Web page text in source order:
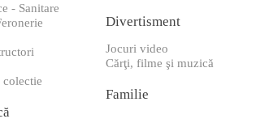
- Sanitare
Divertisment
Jocuri video
Cărţi, filme şi muzică
Familie